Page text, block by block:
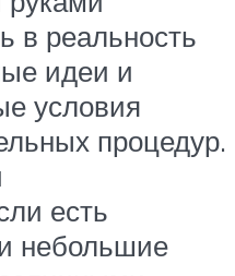
в реальность
идеи и
условия
процедур.
есть
небольшие